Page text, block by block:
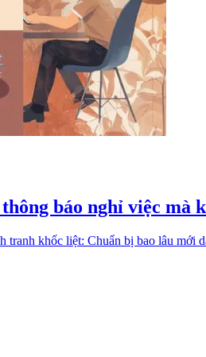
báo nghỉ việc mà
tranh khốc liệt: Chuẩn bị bao lâu mới